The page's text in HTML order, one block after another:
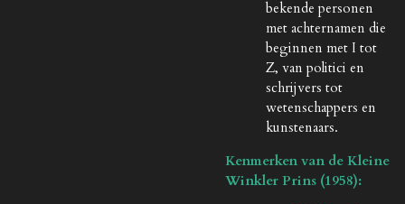
bekende personen
met achternamen die
beginnen met I tot
Z, van politici en
schrijvers tot
wetenschappers en
kunstenaars.
Kenmerken van de Kleine
Winkler Prins (1958):